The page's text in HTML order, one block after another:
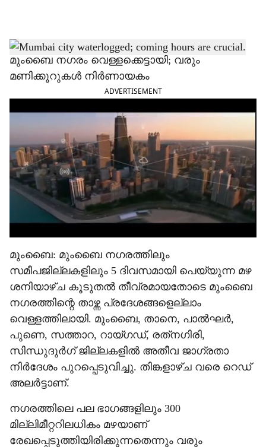
h
a
r
e
മുംബൈ നഗരം വെള്ളക്കെട്ടായി; വരും
മണിക്കൂറുകള്‍ നിര്‍ണായകം
ADVERTISEMENT
മുംബൈ: മുംബൈ നഗരത്തിലും
സമീപജില്ലകളിലും 5 ദിവസമായി പെയ്യുന്ന മഴ
ശനിയാഴ്ച കൂടുതല്‍ തീവ്രമായതോടെ മുംബൈ
നഗരത്തിന്റെ താഴ്ന്ന പ്രദേശങ്ങളെല്ലാം
വെള്ളത്തിലായി. മുംബൈ, താനെ, പാല്‍ഘര്‍,
പുണെ, സത്താറ, റായ്ഗഡ്, രത്‌നഗിരി,
സിന്ധുദുര്‍ഗ് ജില്ലകളില്‍ അതീവ ജാഗ്രതാ
നിര്‍ദേശം പുറപ്പെടുവിച്ചു. തിങ്കളാഴ്ച വരെ റെഡ്
അലര്‍ട്ടാണ്.
നഗരത്തിലെ പല ഭാഗങ്ങളിലും 300
മില്ലിമീറ്ററിലധികം മഴയാണ്
രേഖപ്പെടുത്തിയിരിക്കുന്നതെന്നും വരും